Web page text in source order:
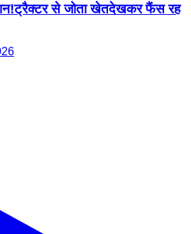
से जोता खेतदेखकर फैंस रह